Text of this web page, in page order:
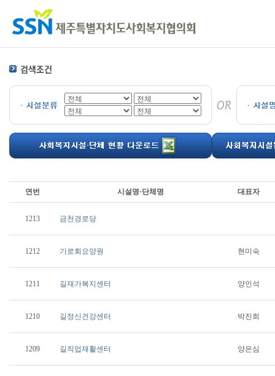
연번 시설명·단체명 대표자
1213 금천경로당
1212 기로회요양원 현미숙
1211 길재가복지센터 양인석
1210 길정신건강센터 박진희
1209 길직업재활센터 양은심